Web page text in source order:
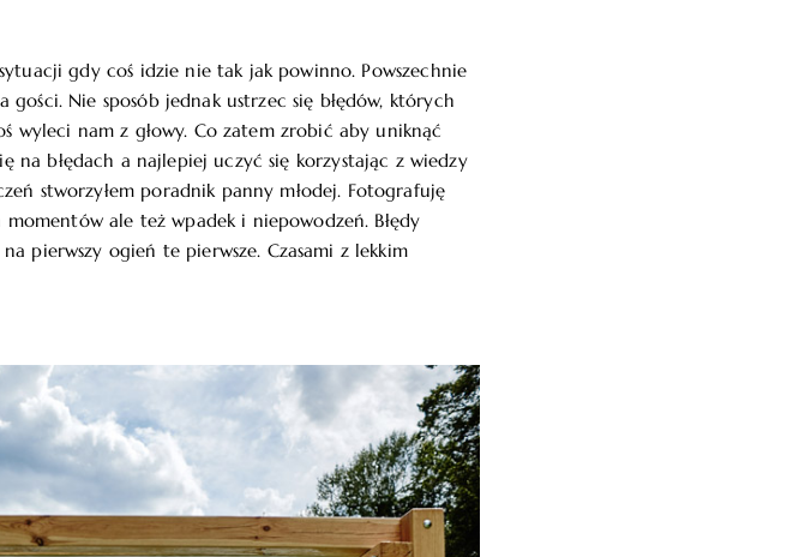
gdy coś idzie nie tak jak powinno. Powszechnie
Nie sposób jednak ustrzec się błędów, których
wyleci nam z głowy. Co zatem zrobić aby uniknąć
na błędach a najlepiej uczyć się korzystając z wiedzy
stworzyłem poradnik panny młodej. Fotografuję
ale też wpadek i niepowodzeń. Błędy
pierwszy ogień te pierwsze. Czasami z lekkim